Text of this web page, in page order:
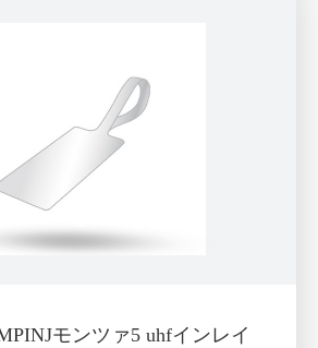
モンツァ5 uhfインレイ